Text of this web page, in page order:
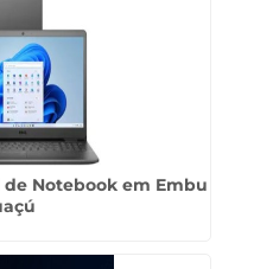
Notebook em Embu